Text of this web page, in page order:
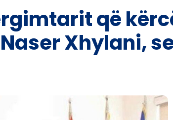
që
Xhylani,